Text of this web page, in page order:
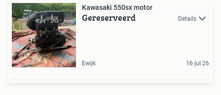
Kawasaki 550sx motor
Gereserveerd Details
Ewijk 16 jul 26